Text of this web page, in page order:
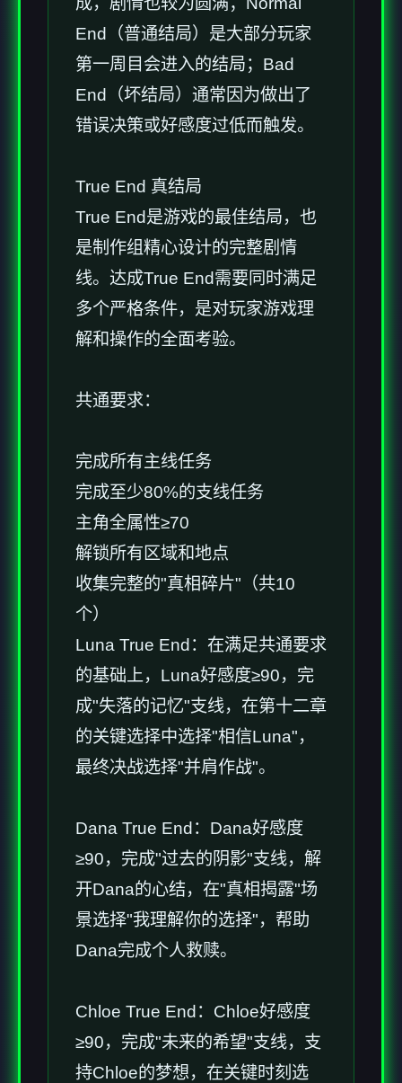
End（普通结局）是大部分玩家
第一周目会进入的结局；Bad
End（坏结局）通常因为做出了
错误决策或好感度过低而触发。
True End 真结局
True End是游戏的最佳结局，也
是制作组精心设计的完整剧情
线。达成True End需要同时满足
多个严格条件，是对玩家游戏理
解和操作的全面考验。
共通要求：
完成所有主线任务
完成至少80%的支线任务
主角全属性≥70
解锁所有区域和地点
收集完整的"真相碎片"（共10
个）
Luna True End：在满足共通要求
的基础上，Luna好感度≥90，完
成"失落的记忆"支线，在第十二章
的关键选择中选择"相信Luna"，
最终决战选择"并肩作战"。
Dana True End：Dana好感度
≥90，完成"过去的阴影"支线，解
开Dana的心结，在"真相揭露"场
景选择"我理解你的选择"，帮助
Dana完成个人救赎。
Chloe True End：Chloe好感度
≥90，完成"未来的希望"支线，支
持Chloe的梦想，在关键时刻选